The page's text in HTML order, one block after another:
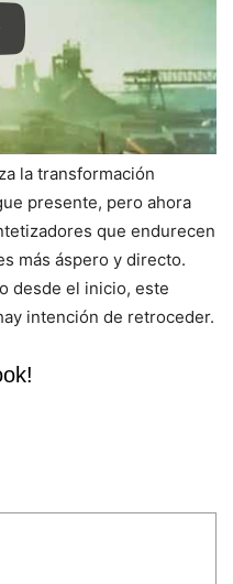
la transformación
presente, pero ahora
que endurecen
más áspero y directo.
desde el inicio, este
intención de retroceder.